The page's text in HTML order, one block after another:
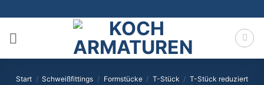
Inhalt
springen
Start / Schweißfittings / Formstücke / T-Stück / T-Stück reduziert